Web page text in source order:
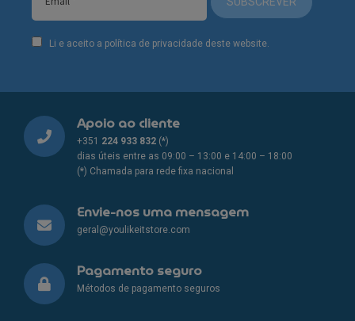
Li e aceito a política de privacidade deste website.
Apoio ao cliente
+351 224 933 832 (*)
dias úteis entre as 09:00 – 13:00 e 14:00 – 18:00
(*) Chamada para rede fixa nacional
Envie-nos uma mensagem
geral@youlikeitstore.com
Pagamento seguro
Métodos de pagamento seguros